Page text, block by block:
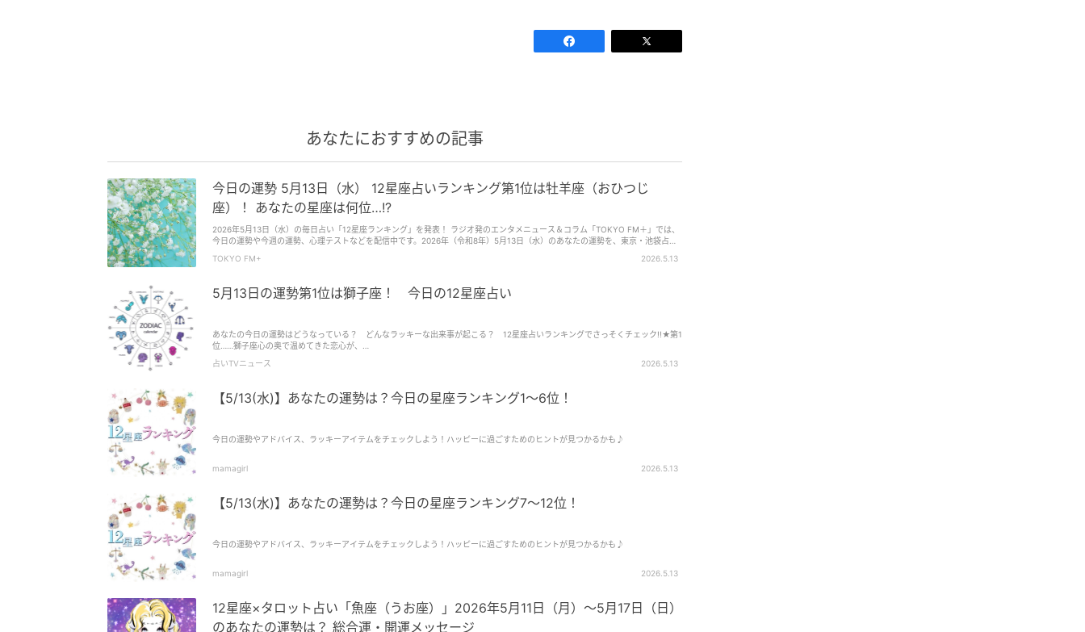
あなたにおすすめの記事
今日の運勢 5月13日（水） 12星座占いランキング第1位は牡羊座（おひつじ
座）！ あなたの星座は何位…!?
2026年5月13日（水）の毎日占い「12星座ランキング」を発表！ ラジオ発のエンタメニュース＆コラム「TOKYO FM＋」では、
今日の運勢や今週の運勢、心理テストなどを配信中です。2026年（令和8年）5月13日（水）のあなたの運勢を、東京・池袋占い
1位は牡羊座（おひつじ座）！ あなたの星座は何位……？
TOKYO FM+ 2026.5.13
5月13日の運勢第1位は獅子座！ 今日の12星座占い
あなたの今日の運勢はどうなっている？ どんなラッキーな出来事が起こる？ 12星座占いランキングでさっそくチェック!!★第1
位……獅子座心の奥で温めてきた恋心が、…
占いTVニュース
2026.5.13
【5/13(水)】あなたの運勢は？今日の星座ランキング1～6位！
今日の運勢やアドバイス、ラッキーアイテムをチェックしよう！ハッピーに過ごすためのヒントが見つかるかも♪
mamagirl 2026.5.13
【5/13(水)】あなたの運勢は？今日の星座ランキング7～12位！
今日の運勢やアドバイス、ラッキーアイテムをチェックしよう！ハッピーに過ごすためのヒントが見つかるかも♪
mamagirl 2026.5.13
12星座×タロット占い「魚座（うお座）」2026年5月11日（月）～5月17日（日）
のあなたの運勢は？ 総合運・開運メッセージ